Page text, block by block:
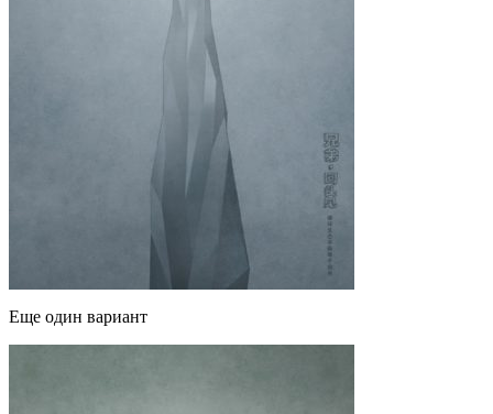
Еще один вариант